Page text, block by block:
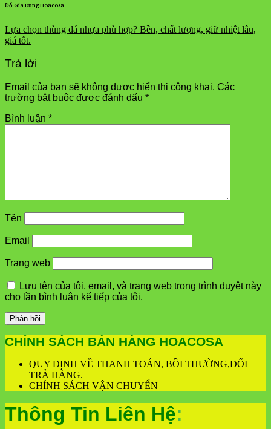
Đồ Gia Dụng Hoacosa
Lựa chọn thùng đá nhựa phù hợp? Bền, chất lượng, giữ nhiệt lâu,
giá tốt.
Trả lời
Email của bạn sẽ không được hiển thị công khai. Các
trường bắt buộc được đánh dấu *
Bình luận *
Tên
Email
Trang web
Lưu tên của tôi, email, và trang web trong trình duyệt này
cho lần bình luận kế tiếp của tôi.
CHÍNH SÁCH BÁN HÀNG HOACOSA
QUY ĐỊNH VỀ THANH TOÁN, BỒI THƯỜNG,ĐỔI
TRẢ HÀNG.
CHÍNH SÁCH VẬN CHUYỂN
Thông Tin Liên Hệ: